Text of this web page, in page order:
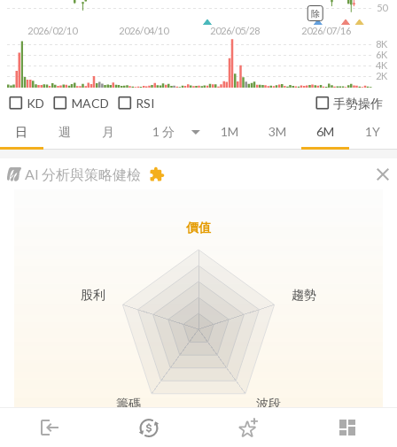
login dashboard
市場 登入
日 週 月 1M 3M 6M 1Y
2026/02/10 2026/04/10 2026/05/28 2026/07/16
50
2K
4K
6K
8K
除
KD MACD RSI 手勢操作
AI 分析與策略健檢 close
extension
價值
趨勢
波段
籌碼
股利